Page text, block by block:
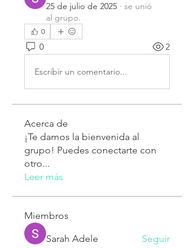
25 de julio de 2025 · se unió
al grupo.
0
0 2
Escribir un comentario...
Acerca de
¡Te damos la bienvenida al
grupo! Puedes conectarte con
otro...
Leer más
Miembros
Sarah Adele
Seguir